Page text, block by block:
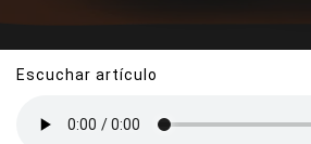
Escuchar artículo